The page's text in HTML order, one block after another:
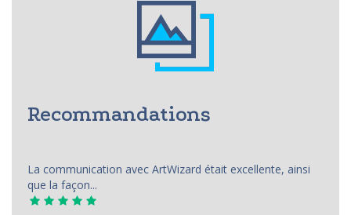
Recommandations
La communication avec ArtWizard était excellente, ainsi
que la façon...